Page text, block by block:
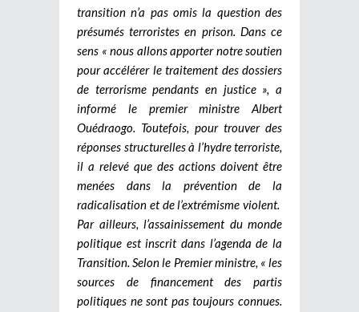
transition n’a pas omis la question des
présumés terroristes en prison. Dans ce
sens « nous allons apporter notre soutien
pour accélérer le traitement des dossiers
de terrorisme pendants en justice », a
informé le premier ministre Albert
Ouédraogo. Toutefois, pour trouver des
réponses structurelles à l’hydre terroriste,
il a relevé que des actions doivent être
menées dans la prévention de la
radicalisation et de l’extrémisme violent.
Par ailleurs, l’assainissement du monde
politique est inscrit dans l’agenda de la
Transition. Selon le Premier ministre, « les
sources de financement des partis
politiques ne sont pas toujours connues.